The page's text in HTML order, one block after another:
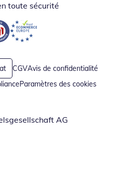
toute sécurité
in nieuw venster
Opent in nieuw venster
CGVAvis de confidentialité
Paramètres des cookies
AG